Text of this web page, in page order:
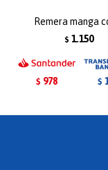
Remera manga
$ 1.150
$ 978 $